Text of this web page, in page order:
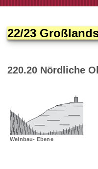
Landschaftsleitbilder
Großlandschaften
Glossar
22/23
220.20 Nördliche
Weinbau- Ebene